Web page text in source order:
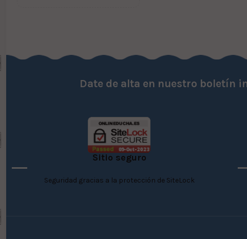
Date de alta en nuestro boletín
Sitio seguro
Seguridad gracias a la protección de SiteLock